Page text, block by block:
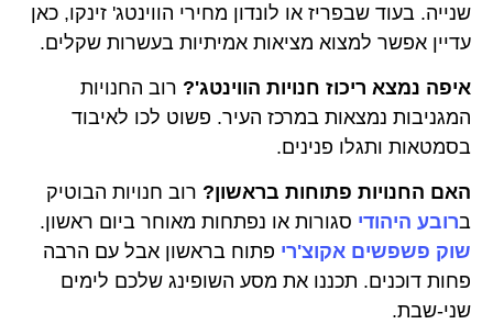
שנייה. בעוד שבפריז או לונדון מחירי הווינטג' זינקו, כאן
עדיין אפשר למצוא מציאות אמיתיות בעשרות שקלים.
איפה נמצא ריכוז חנויות הווינטג'? רוב החנויות
המגניבות נמצאות במרכז העיר. פשוט לכו לאיבוד
בסמטאות ותגלו פנינים.
האם החנויות פתוחות בראשון? רוב חנויות הבוטיק
ברובע היהודי סגורות או נפתחות מאוחר ביום ראשון.
שוק פשפשים אקוצ'רי פתוח בראשון אבל עם הרבה
פחות דוכנים. תכננו את מסע השופינג שלכם לימים
שני-שבת.